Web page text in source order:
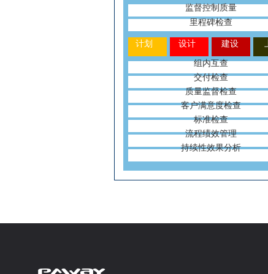
监督控制质量
里程碑检查
计划 设计 建设
组内互查
交付检查
质量监督检查
客户满意度检查
标准检查
流程绩效管理
持续性效果分析